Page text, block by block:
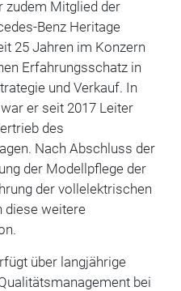
zudem Mitglied der
Benz Heritage
25 Jahren im Konzern
Erfahrungsschatz in
und Verkauf. In
er seit 2017 Leiter
des
Nach Abschluss der
der Modellpflege der
der vollelektrischen
diese weitere
über langjährige
bei